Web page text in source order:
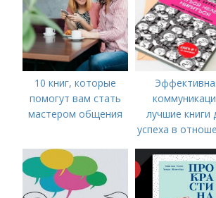
10 книг, которые
помогут вам стать
мастером общения
лучшие книги
успеха в